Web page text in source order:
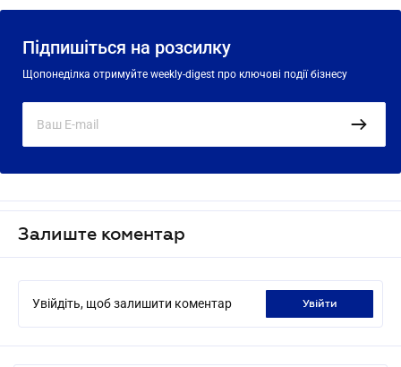
Підпишіться на розсилку
Щопонеділка отримуйте weekly-digest про ключові події бізнесу
Залиште коментар
Увійдіть, щоб залишити коментар увійти